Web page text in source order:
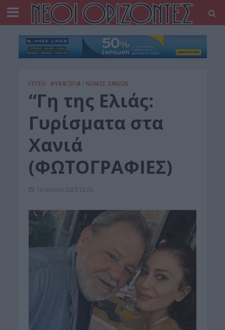
ΓΕΎΣΗ - ΨΥΧΑΓΩΓΊΑ • ΝΟΜΌΣ ΧΑΝΊΩΝ
“Γη της Ελιάς:
Γυρίσματα στα
Χανιά
(ΦΩΤΟΓΡΑΦΙΕΣ)
10 Ιουνίου 2025 13:25